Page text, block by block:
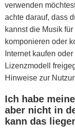
verwenden
achte darauf, dass
kannst die Musik
komponieren oder
Internet kaufen
Lizenzmodell
Hinweise zur
Ich habe
aber nicht in
kann das